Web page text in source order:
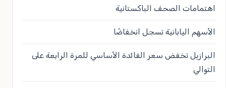
اهتمامات الصحف الباكستانية
الأسهم اليابانية تسجل انخفاضًا
البرازيل تخفض سعر الفائدة الأساسي للمرة الرابعة على
التوالي